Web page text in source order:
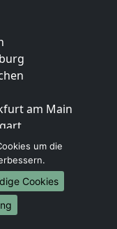
am Main
um die
Cookies